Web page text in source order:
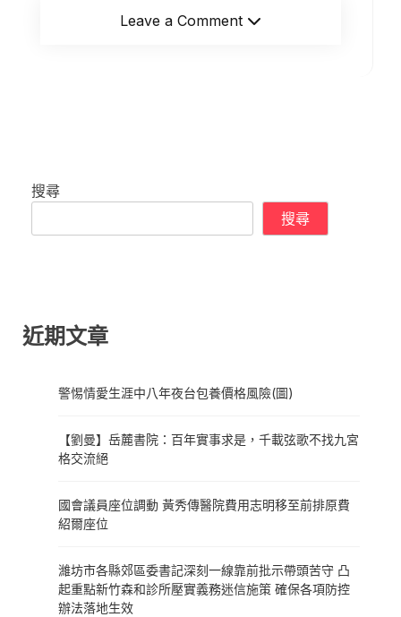
Leave a Comment
搜尋
搜尋
近期文章
警惕情愛生涯中八年夜台包養價格風險(圖)
【劉曼】岳麓書院：百年實事求是，千載弦歌不找九宮
格交流絕
國會議員座位調動 黃秀傳醫院費用志明移至前排原費
紹爾座位
濰坊市各縣郊區委書記深刻一線靠前批示帶頭苦守 凸
起重點新竹森和診所壓實義務迷信施策 確保各項防控
辦法落地生效